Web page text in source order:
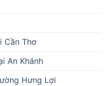
Cần Thơ
An Khánh
Hưng Lợi